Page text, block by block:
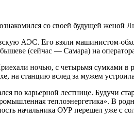
со своей будущей женой
АЭС. Его взяли машинистом-
(сейчас — Самара) на
ночью, с четырьмя сумками
на станцию вслед за мужем
по карьерной лестнице. Будучи
теплоэнергетика». В
начальника ОУР перешел уже с